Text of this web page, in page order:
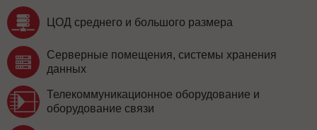
ЦОД среднего и большого размера
Серверные помещения, системы хранения
данных
Телекоммуникационное оборудование и
оборудование связи